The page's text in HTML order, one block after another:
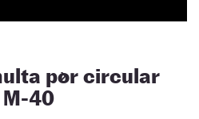
por circular
40